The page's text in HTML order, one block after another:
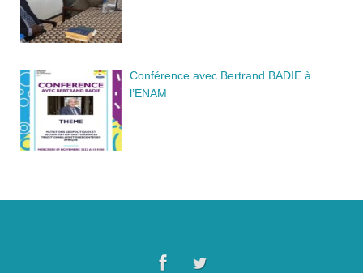
Conférence avec Bertrand BADIE à
l’ENAM